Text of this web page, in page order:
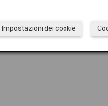
Impostazioni dei cookie